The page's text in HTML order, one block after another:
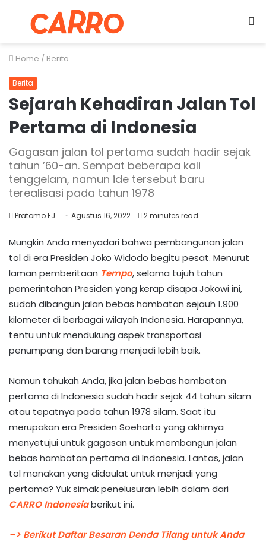
Menu
Home / Berita
Berita
Sejarah Kehadiran Jalan Tol
Pertama di Indonesia
Gagasan jalan tol pertama sudah hadir sejak
tahun ’60-an. Sempat beberapa kali
tenggelam, namun ide tersebut baru
terealisasi pada tahun 1978
Pratomo FJ Agustus 16, 2022 2 minutes read
Mungkin Anda menyadari bahwa pembangunan jalan
tol di era Presiden Joko Widodo begitu pesat. Menurut
laman pemberitaan Tempo, selama tujuh tahun
pemerintahan Presiden yang kerap disapa Jokowi ini,
sudah dibangun jalan bebas hambatan sejauh 1.900
kilometer di berbagai wilayah Indonesia. Harapannya,
tentu untuk mendukung aspek transportasi
penumpang dan barang menjadi lebih baik.
Namun tahukah Anda, jika jalan bebas hambatan
pertama di Indonesia sudah hadir sejak 44 tahun silam
atau tepatnya pada tahun 1978 silam. Saat itu
merupakan era Presiden Soeharto yang akhirnya
menyetujui untuk gagasan untuk membangun jalan
bebas hambatan pertama di Indonesia. Lantas, jalan
tol manakan yang didaulat untuk menjadi yang
pertama? Yuk simak penelusuran lebih dalam dari
CARRO Indonesiaberikut ini.
–> Berikut Daftar Besaran Denda Tilang untuk Anda